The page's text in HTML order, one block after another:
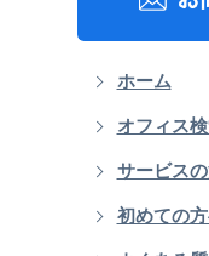
ホーム
オフィス
サービス
初めての